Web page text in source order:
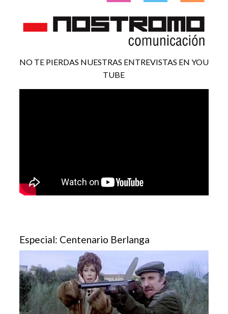
NO TE PIERDAS NUESTRAS ENTREVISTAS EN YOU
TUBE
Especial: Centenario Berlanga